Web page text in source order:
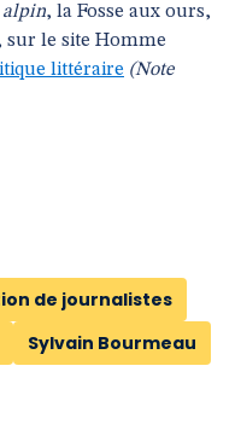
alpin, la Fosse aux ours,
sur le site Homme
littéraire (Note
de journalistes
Sylvain Bourmeau